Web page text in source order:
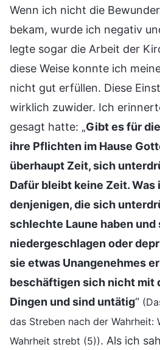
Wenn ich nicht die
bekam, wurde ich negativ
legte sogar die Arbeit der
diese Weise konnte ich
nicht gut erfüllen. Diese
wirklich zuwider. Ich
gesagt hatte: „Gibt es für
ihre Pflichten im Hause
überhaupt Zeit, sich
Dafür bleibt keine Zeit. Was
denjenigen, die sich
schlechte Laune haben und
niedergeschlagen oder
sie etwas Unangenehmes
beschäftigen sich nicht mit
Dingen und sind untätig“
das Streben nach der Wahrheit:
Wahrheit strebt (5)). Als ich